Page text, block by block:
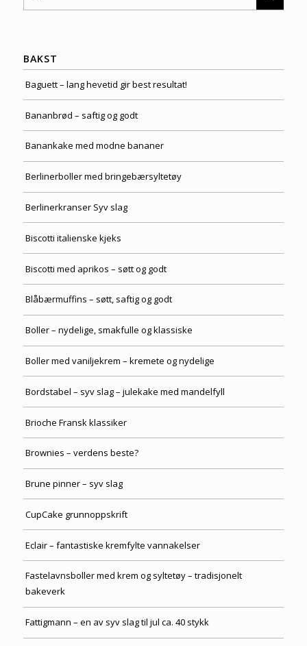
BAKST
Baguett – lang hevetid gir best resultat!
Bananbrød – saftig og godt
Banankake med modne bananer
Berlinerboller med bringebærsyltetøy
Berlinerkranser Syv slag
Biscotti italienske kjeks
Biscotti med aprikos – søtt og godt
Blåbærmuffins – søtt, saftig og godt
Boller – nydelige, smakfulle og klassiske
Boller med vaniljekrem – kremete og nydelige
Bordstabel – syv slag – julekake med mandelfyll
Brioche Fransk klassiker
Brownies – verdens beste?
Brune pinner – syv slag
CupCake grunnoppskrift
Eclair – fantastiske kremfylte vannakelser
Fastelavnsboller med krem og syltetøy – tradisjonelt
bakeverk
Fattigmann – en av syv slag til jul ca. 40 stykk